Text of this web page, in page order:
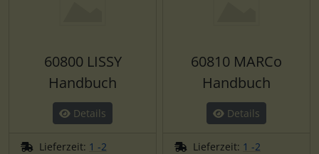
60800 LISSY
Handbuch
Details
Lieferzeit: 1 -2
60810 MARCo
Handbuch
Details
Lieferzeit: 1 -2